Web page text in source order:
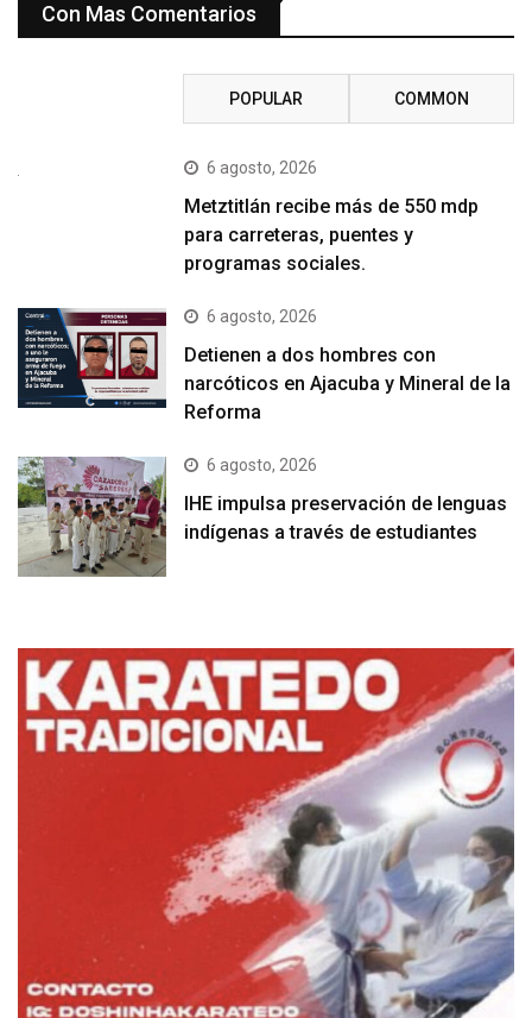
Con Mas Comentarios
POPULAR COMMON
6 agosto, 2026
Metztitlán recibe más de 550 mdp
para carreteras, puentes y
programas sociales.
6 agosto, 2026
Detienen a dos hombres con
narcóticos en Ajacuba y Mineral de la
Reforma
6 agosto, 2026
IHE impulsa preservación de lenguas
indígenas a través de estudiantes